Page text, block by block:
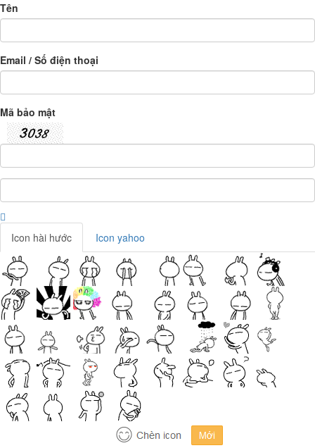
Tên
Email / Số điện thoại
Mã bảo mật
Icon hài hước Icon yahoo